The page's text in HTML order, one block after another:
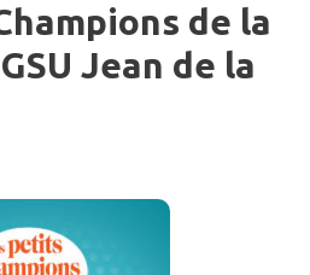
de la
Jean de la